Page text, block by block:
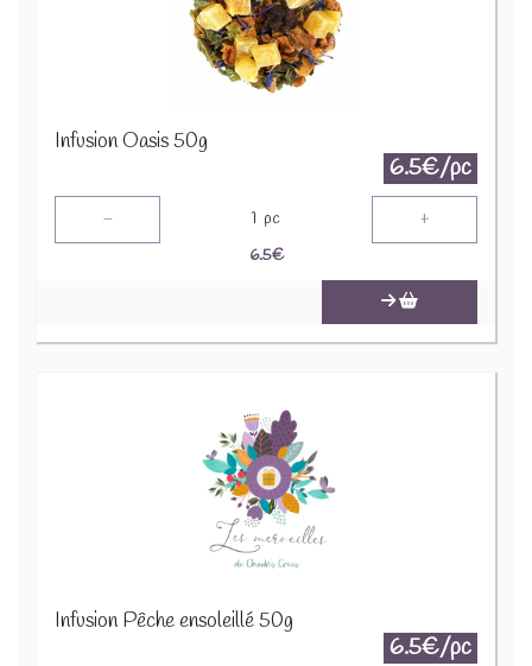
Infusion Oasis 50g
6.5€/pc
- 1 pc +
6.5€
Infusion Pêche ensoleillé 50g
6.5€/pc